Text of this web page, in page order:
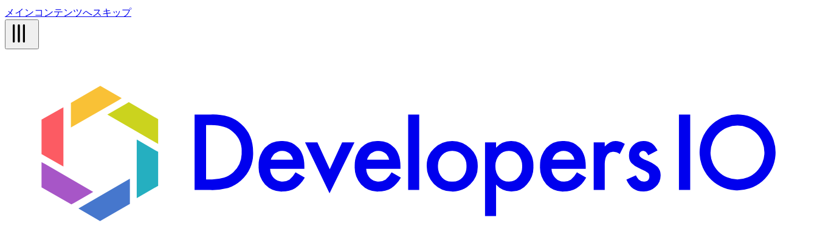
メインコンテンツへスキップ